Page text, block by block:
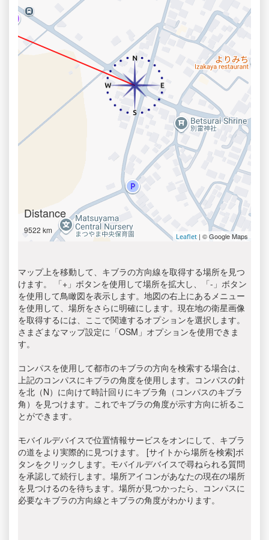
Distance
9522 km
Leaflet | © Google Maps
マップ上を移動して、キブラの方向線を取得する場所を見つ
けます。 「+」ボタンを使用して場所を拡大し、「-」ボタン
を使用して鳥瞰図を表示します。地図の右上にあるメニュー
を使用して、場所をさらに明確にします。現在地の衛星画像
を取得するには、ここで関連するオプションを選択します。
さまざまなマップ設定に「OSM」オプションを使用できま
す。
コンパスを使用して都市のキブラの方向を検索する場合は、
上記のコンパスにキブラの角度を使用します。コンパスの針
を北（N）に向けて時計回りにキブラ角（コンパスのキブラ
角）を見つけます。これでキブラの角度が示す方向に祈るこ
とができます。
モバイルデバイスで位置情報サービスをオンにして、キブラ
の道をより実際的に見つけます。 [サイトから場所を検索]ボ
タンをクリックします。モバイルデバイスで尋ねられる質問
を承認して続行します。場所アイコンがあなたの現在の場所
を見つけるのを待ちます。場所が見つかったら、コンパスに
必要なキブラの方向線とキブラの角度がわかります。